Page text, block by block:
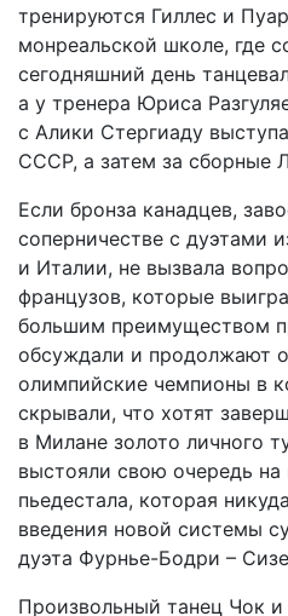
тренируются Гиллес и
монреальской школе, где
сегодняшний день
а у тренера Юриса
с Алики Стергиаду
СССР, а затем за сборные
Если бронза канадцев,
соперничестве с дуэтами
и Италии, не вызвала
французов, которые
большим преимуществом
обсуждали и продолжают
олимпийские чемпионы в
скрывали, что хотят
в Милане золото личного
выстояли свою очередь
пьедестала, которая
введения новой системы
дуэта Фурнье-­Бодри –
Произвольный танец Чок